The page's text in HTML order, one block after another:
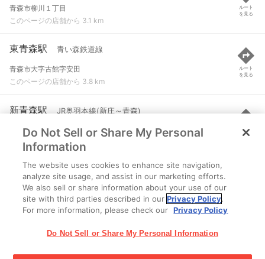
青森市柳川１丁目
このページの店舗から 3.1 km
ルート
を見る
東青森駅 青い森鉄道線
青森市大字古館字安田
このページの店舗から 3.8 km
ルート
を見る
新青森駅 JR奥羽本線(新庄～青森)
青森県青森市大字石江字高間140-2
このページの店舗から 4.9 km
ルート
を見る
小柳駅 青い森鉄道線
青森市小柳字唐橋
このページの店舗から 5.3 km
Do Not Sell or Share My Personal
Information
The website uses cookies to enhance site navigation,
analyze site usage, and assist in our marketing efforts.
We also sell or share information about your use of our
site with third parties described in ourPrivacy Policy.
For more information, please check our Privacy Policy
Do Not Sell or Share My Personal Information